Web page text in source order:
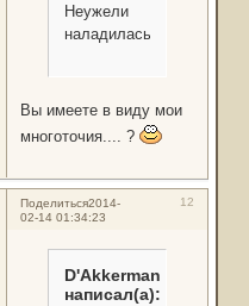
Неужели
наладилась?
Вы имеете в виду мои
многоточия.... ?
Поделиться 12
2014-
02-14 01:34:23
D'Akkerman
написал(а):